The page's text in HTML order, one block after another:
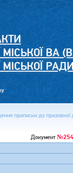
ВА
приписки до
Документ